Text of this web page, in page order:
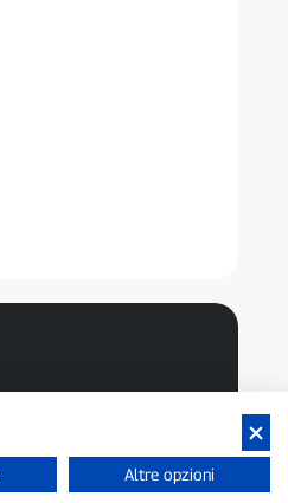
Altre opzioni